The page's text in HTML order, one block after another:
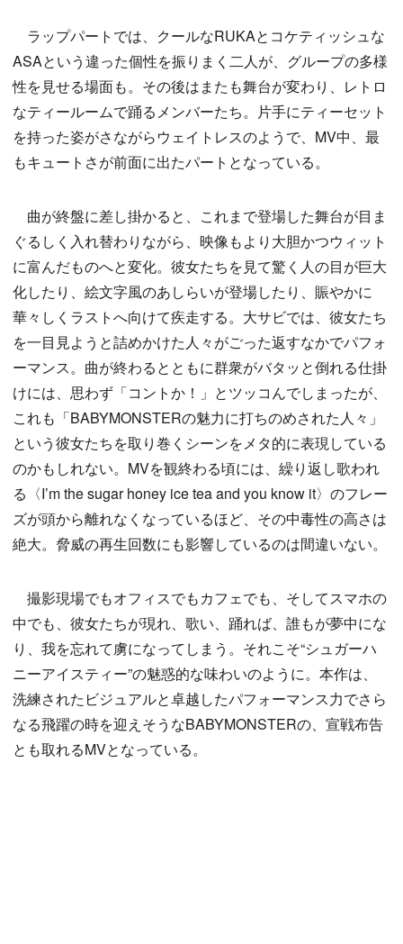
ラップパートでは、クールなRUKAとコケティッシュな
ASAという違った個性を振りまく二人が、グループの多様
性を見せる場面も。その後はまたも舞台が変わり、レトロ
なティールームで踊るメンバーたち。片手にティーセット
を持った姿がさながらウェイトレスのようで、MV中、最
もキュートさが前面に出たパートとなっている。
曲が終盤に差し掛かると、これまで登場した舞台が目ま
ぐるしく入れ替わりながら、映像もより大胆かつウィット
に富んだものへと変化。彼女たちを見て驚く人の目が巨大
化したり、絵文字風のあしらいが登場したり、賑やかに
華々しくラストへ向けて疾走する。大サビでは、彼女たち
を一目見ようと詰めかけた人々がごった返すなかでパフォ
ーマンス。曲が終わるとともに群衆がバタッと倒れる仕掛
けには、思わず「コントか！」とツッコんでしまったが、
これも「BABYMONSTERの魅力に打ちのめされた人々」
という彼女たちを取り巻くシーンをメタ的に表現している
のかもしれない。MVを観終わる頃には、繰り返し歌われ
る〈I’m the sugar honey ice tea and you know it〉のフレー
ズが頭から離れなくなっているほど、その中毒性の高さは
絶大。脅威の再生回数にも影響しているのは間違いない。
撮影現場でもオフィスでもカフェでも、そしてスマホの
中でも、彼女たちが現れ、歌い、踊れば、誰もが夢中にな
り、我を忘れて虜になってしまう。それこそ“シュガーハ
ニーアイスティー”の魅惑的な味わいのように。本作は、
洗練されたビジュアルと卓越したパフォーマンス力でさら
なる飛躍の時を迎えそうなBABYMONSTERの、宣戦布告
とも取れるMVとなっている。